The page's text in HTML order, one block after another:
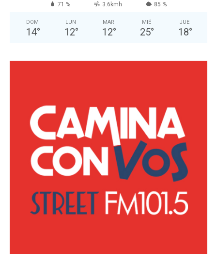
71 % 3.6kmh 85 %
DOM
14°
LUN
12°
MAR
12°
MIÉ
25°
JUE
18°